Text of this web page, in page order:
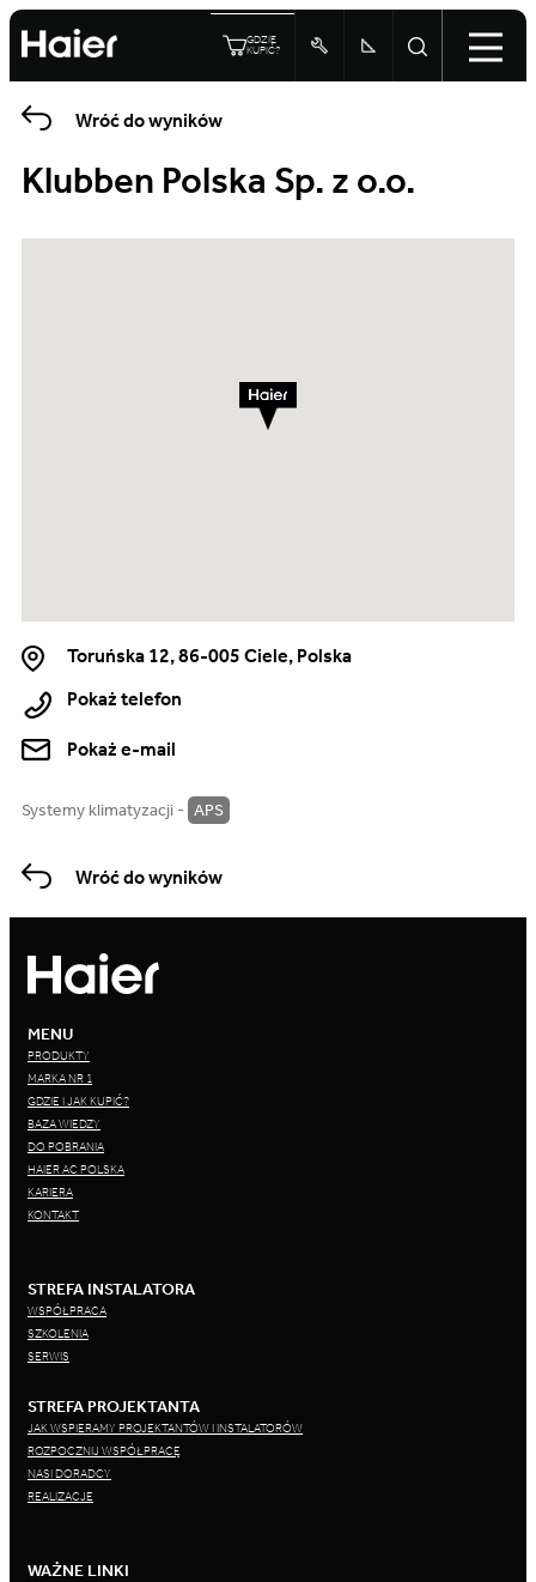
GDZIE
KUPIĆ?
Wróć do wyników
Klubben Polska Sp. z o.o.
Toruńska 12, 86-005 Ciele, Polska
Pokaż telefon
Pokaż e-mail
Systemy klimatyzacji - APS
Wróć do wyników
MENU
PRODUKTY
MARKA NR 1
GDZIE I JAK KUPIĆ?
BAZA WIEDZY
DO POBRANIA
HAIER AC POLSKA
KARIERA
KONTAKT
STREFA INSTALATORA
WSPÓŁPRACA
SZKOLENIA
SERWIS
STREFA PROJEKTANTA
JAK WSPIERAMY PROJEKTANTÓW I INSTALATORÓW
ROZPOCZNIJ WSPÓŁPRACĘ
NASI DORADCY
REALIZACJE
WAŻNE LINKI